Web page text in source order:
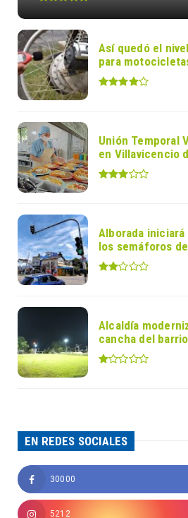
Así quedó el
para
Unión Temporal
en Villavicencio
Alborada
los semáforos
Alcaldía
cancha del
EN REDES SOCIALES
30000
5212